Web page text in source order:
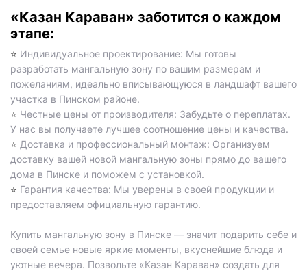
«Казан Караван» заботится о каждом
этапе:
⭐️ Индивидуальное проектирование: Мы готовы
разработать мангальную зону по вашим размерам и
пожеланиям, идеально вписывающуюся в ландшафт вашего
участка в Пинском районе.
⭐️ Честные цены от производителя: Забудьте о переплатах.
У нас вы получаете лучшее соотношение цены и качества.
⭐️ Доставка и профессиональный монтаж: Организуем
доставку вашей новой мангальную зоны прямо до вашего
дома в Пинске и поможем с установкой.
⭐️ Гарантия качества: Мы уверены в своей продукции и
предоставляем официальную гарантию.
Купить мангальную зону в Пинске — значит подарить себе и
своей семье новые яркие моменты, вкуснейшие блюда и
уютные вечера. Позвольте «Казан Караван» создать для